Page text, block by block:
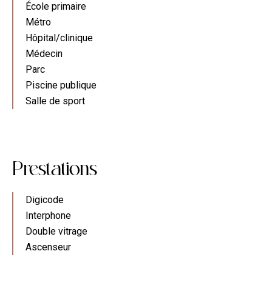
École primaire
Métro
Hôpital/clinique
Médecin
Parc
Piscine publique
Salle de sport
Prestations
Digicode
Interphone
Double vitrage
Ascenseur